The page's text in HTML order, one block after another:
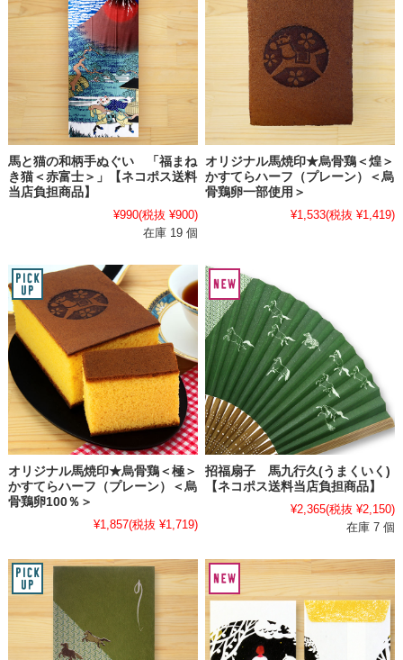
馬と猫の和柄手ぬぐい 「福まね
き猫＜赤富士＞」【ネコポス送料
当店負担商品】
¥990(税抜 ¥900)
在庫 19 個
オリジナル馬焼印★烏骨鶏＜煌＞
かすてらハーフ（プレーン）＜烏
骨鶏卵一部使用＞
¥1,533(税抜 ¥1,419)
オリジナル馬焼印★烏骨鶏＜極＞
かすてらハーフ（プレーン）＜烏
骨鶏卵100％＞
¥1,857(税抜 ¥1,719)
招福扇子 馬九行久(うまくいく)
【ネコポス送料当店負担商品】
¥2,365(税抜 ¥2,150)
在庫 7 個